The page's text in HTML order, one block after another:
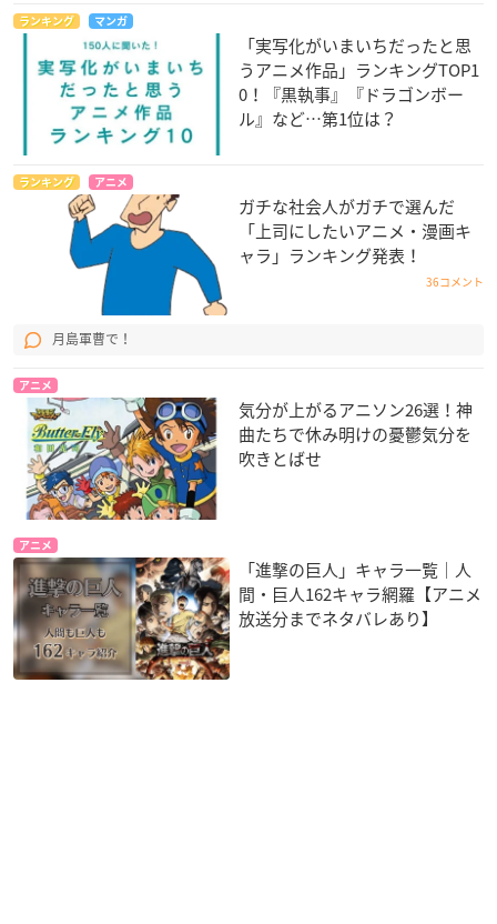
●目に入った時はこすらず直ちに十分な水で洗い流して下
さい。
●直射日光のあたるお肌につけますと、まれにかぶれたり、
シミになることがありますので、ご注意下さい。
●シルク・薄い布地・白または淡い色の衣類には、直接つ
けないで下さい。
●ご使用後は、しっかりとキャップをしめて下さい。
●極端に高温や低温の場所、直射日光のあたる場所に保管
しないで下さい。
●通常の保管で、ごくまれに退色や澱が見られる場合がご
ざいますが、品質には問題ございません。
●お子様やペットの届かないところに保管してください。
●飲み物ではありません。
発売元：株式会社KADOKAWA
アニメイトで購入
進撃の巨人 フレグランス リヴァイ
価格：3,960円(税込)
ランキング マンガ
「実写化がいまいちだったと思
うアニメ作品」ランキングTOP1
0！『黒執事』『ドラゴンボー
ル』など…第1位は？
ランキング アニメ
ガチな社会人がガチで選んだ
「上司にしたいアニメ・漫画キ
ャラ」ランキング発表！
36コメント
月島軍曹で！
アニメ
気分が上がるアニソン26選！神
曲たちで休み明けの憂鬱気分を
吹きとばせ
アニメ
「進撃の巨人」キャラ一覧｜人
間・巨人162キャラ網羅【アニメ
放送分までネタバレあり】